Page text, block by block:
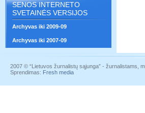
SENOS INTERNETO
SVETAINĖS VERSIJOS
Archyvas iki 2009-09
Archyvas iki 2007-09
2007 © “Lietuvos žurnalistų sąjunga” - žurnalistams,
Sprendimas: Fresh media